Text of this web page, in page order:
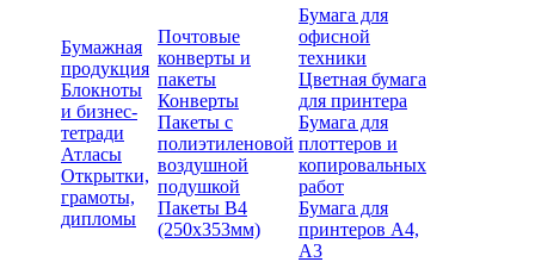
Бумажная
продукция
Блокноты
и бизнес-
тетради
Атласы
Открытки,
грамоты,
дипломы
Почтовые
конверты и
пакеты
Конверты
Пакеты с
полиэтиленовой
воздушной
подушкой
Пакеты В4
(250х353мм)
Бумага для
офисной
техники
Цветная бумага
для принтера
Бумага для
плоттеров и
копировальных
работ
Бумага для
принтеров А4,
А3